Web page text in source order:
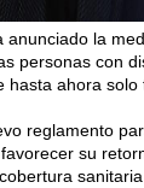
anunciado la
personas con
hasta ahora solo
reglamento
su